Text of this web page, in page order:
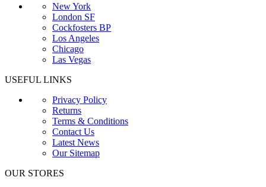
New York
London SF
Cockfosters BP
Los Angeles
Chicago
Las Vegas
USEFUL LINKS
Privacy Policy
Returns
Terms & Conditions
Contact Us
Latest News
Our Sitemap
OUR STORES